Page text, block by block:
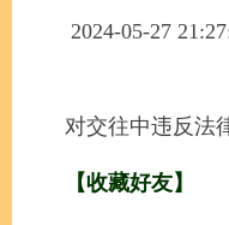
2024-05-27
对交往中违反法
【收藏好友】